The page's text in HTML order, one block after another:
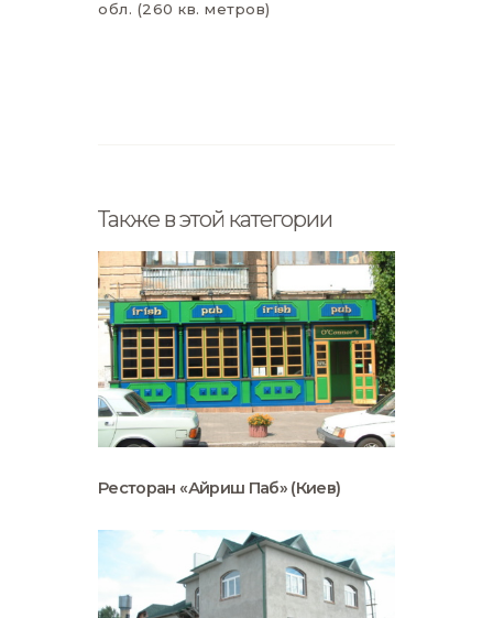
обл. (260 кв. метров)
Также в этой категории
Ресторан «Айриш Паб» (Киев)